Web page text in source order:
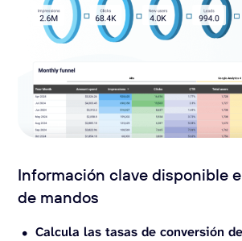
Información clave disponible
de mandos
Calcula las tasas de conversión